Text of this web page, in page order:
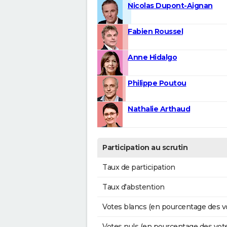
Nicolas Dupont-Aignan
Fabien Roussel
Anne Hidalgo
Philippe Poutou
Nathalie Arthaud
Participation au scrutin
Taux de participation
Taux d'abstention
Votes blancs (en pourcentage des